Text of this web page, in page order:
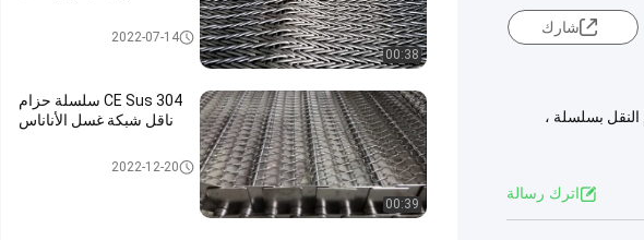
شارك
الناقل شبكة سلكية لتجفيف الفاكهة سلسلة ربط سلك شبكة الحزام الناقل مقدمة 1. حزام النقل بسلسلة ،
اترك رسالة
00:38
حزام متوازن مركب2022-07-14
00:39
CE Sus 304 سلسلة حزام
ناقل شبكة غسل الأناناس
حزام سير شبكة سلسلة2022-12-20